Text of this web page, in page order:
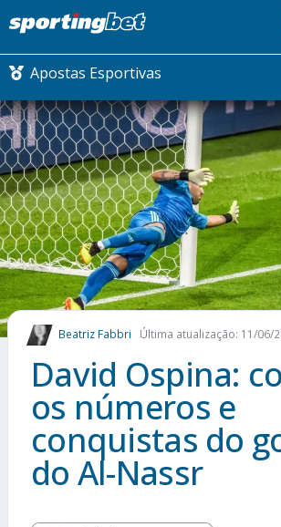
Apostas Esportivas
CONMEBOL LIBERTADORES
FUTEBOL NACIONAL
FUTEBOL INTERNACIONAL
COMO APOSTAR
MAIS ESPORTES
Beatriz Fabbri Última atualização: 11/06/
David Ospina:
os números e
conquistas do
do Al-Nassr